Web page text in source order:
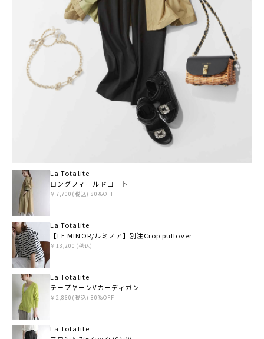
La Totalite
ロングフィールドコート
￥7,700(税込) 80%OFF
La Totalite
【LE MINOR/ルミノア】別注Crop pullover
￥13,200(税込)
La Totalite
テープヤーンVカーディガン
￥2,860(税込) 80%OFF
La Totalite